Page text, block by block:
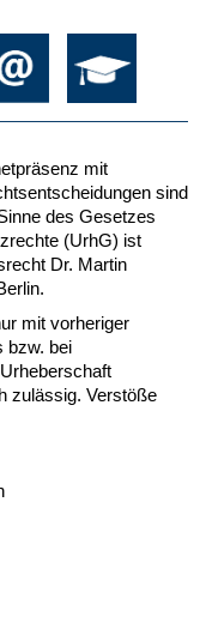
mit
sind
des Gesetzes
(UrhG) ist
Dr. Martin
mit vorheriger
bzw. bei
zulässig. Verstöße